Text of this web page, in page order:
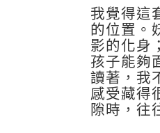
我覺得這
的位置。
影的化身
孩子能夠
讀著，我
感受藏得
隙時，往